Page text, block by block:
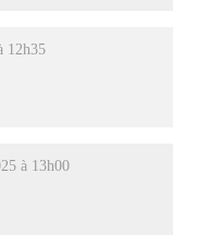
12h35
à 13h00